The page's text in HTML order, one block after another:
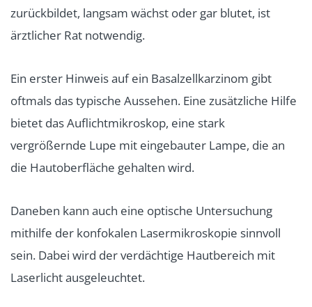
zurückbildet, langsam wächst oder gar blutet, ist
ärztlicher Rat notwendig.
Ein erster Hinweis auf ein Basalzellkarzinom gibt
oftmals das typische Aussehen. Eine zusätzliche Hilfe
bietet das Auflichtmikroskop, eine stark
vergrößernde Lupe mit eingebauter Lampe, die an
die Hautoberfläche gehalten wird.
Daneben kann auch eine optische Untersuchung
mithilfe der konfokalen Lasermikroskopie sinnvoll
sein. Dabei wird der verdächtige Hautbereich mit
Laserlicht ausgeleuchtet.